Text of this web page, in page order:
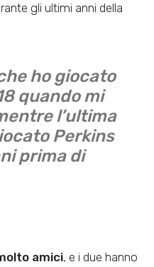
gli ultimi anni della
ho giocato
quando mi
l’ultima
Perkins
prima di
amici, e i due hanno